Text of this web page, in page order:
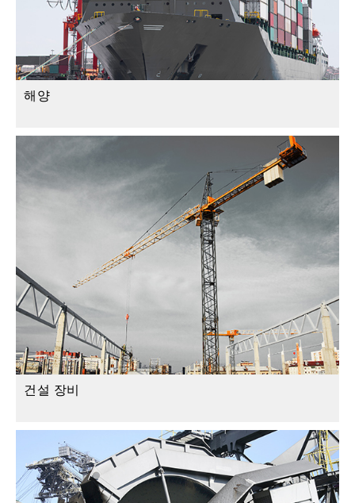
해양
건설 장비